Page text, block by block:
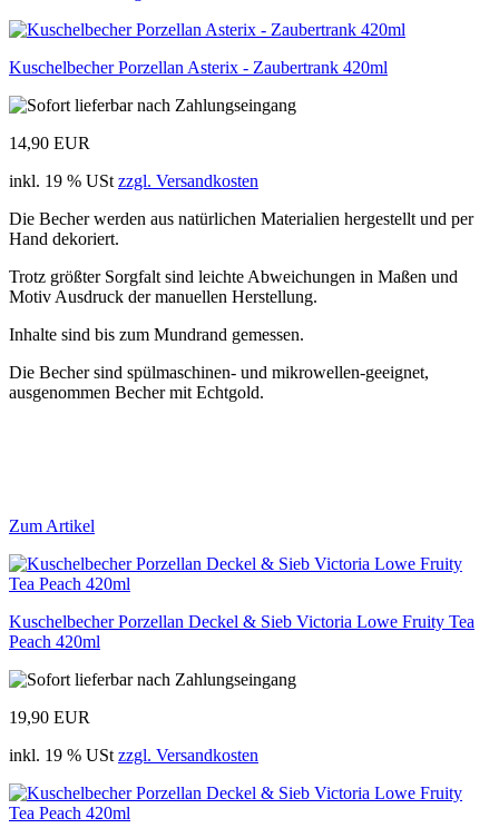
Kuschelbecher Porzellan Asterix - Zaubertrank 420ml
14,90 EUR
inkl. 19 % USt zzgl. Versandkosten
Die Becher werden aus natürlichen Materialien hergestellt und per
Hand dekoriert.
Trotz größter Sorgfalt sind leichte Abweichungen in Maßen und
Motiv Ausdruck der manuellen Herstellung.
Inhalte sind bis zum Mundrand gemessen.
Die Becher sind spülmaschinen- und mikrowellen-geeignet,
ausgenommen Becher mit Echtgold.
Zum Artikel
Kuschelbecher Porzellan Deckel & Sieb Victoria Lowe Fruity Tea
Peach 420ml
19,90 EUR
inkl. 19 % USt zzgl. Versandkosten